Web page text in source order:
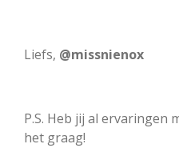
Liefs, @missnienox
P.S. Heb jij al ervaringen
het graag!